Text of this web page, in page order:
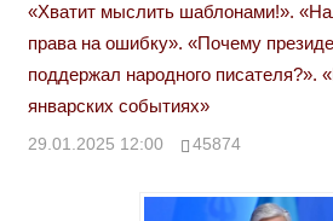
«Хватит мыслить шаблонами!».
права на ошибку». «Почему
поддержал народного писателя?».
январских событиях»
29.01.2025 12:00 45874